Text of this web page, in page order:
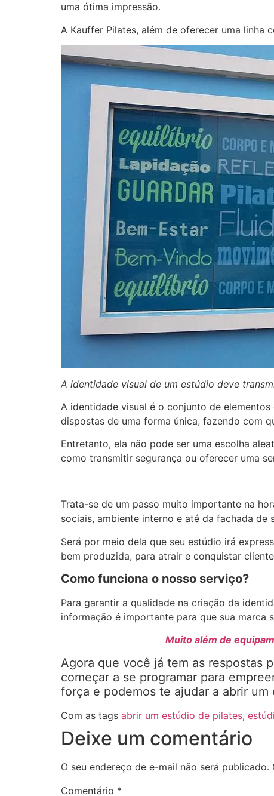
uma ótima impressão.
A Kauffer Pilates, além de oferecer uma linha
A identidade visual de um estúdio deve
A identidade visual é o conjunto de
dispostas de uma forma única, fazendo com
Entretanto, ela não pode ser uma escolha
como transmitir segurança ou oferecer uma
Trata-se de um passo muito importante na
sociais, ambiente interno e até da fachada de
Será por meio dela que seu estúdio irá
bem produzida, para atrair e conquistar
Como funciona o nosso serviço?
Para garantir a qualidade na criação da
informação é importante para que sua marca
Muito além de
Agora que você já tem as respostas
começar a se programar para
força e podemos te ajudar a abrir um
Com as tags abrir um estúdio de pilates,
Deixe um comentário
O seu endereço de e-mail não será publicado.
Comentário *